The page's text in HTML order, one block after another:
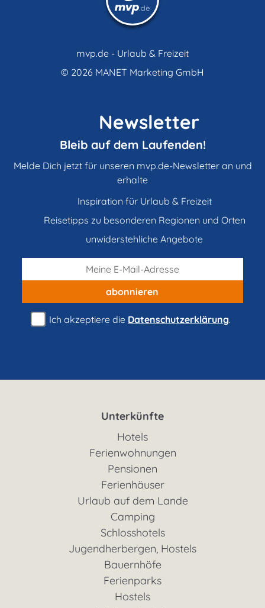
mvp.de - Urlaub & Freizeit
© 2026 MANET Marketing GmbH
Newsletter
Bleib auf dem Laufenden!
Melde Dich jetzt für unseren mvp.de-Newsletter an und
erhalte
Inspiration für Urlaub & Freizeit
Reisetipps zu besonderen Regionen und Orten
unwiderstehliche Angebote
abonnieren
Ich akzeptiere die Datenschutzerklärung.
Unterkünfte
Hotels
Ferienwohnungen
Pensionen
Ferienhäuser
Urlaub auf dem Lande
Camping
Schlosshotels
Jugendherbergen, Hostels
Bauernhöfe
Ferienparks
Hostels